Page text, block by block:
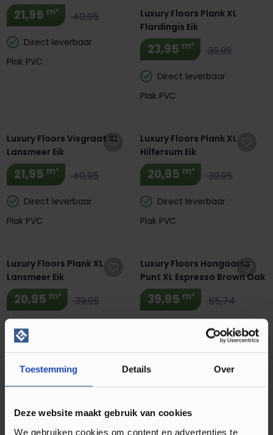
Toestemming Details Over
Deze website maakt gebruik van cookies
We gebruiken cookies om content en advertenties te
21,95 m² 40,95
Direct leverbaar
Plak PVC
Luxury Floors Plank XL
Flardingis Eik
23,95 m² 39,99
Direct leverbaar
Plak PVC
Luxury Floors Visgraat XL
Lansmeer Eik
21,95 m² 40,95
Direct leverbaar
Plak PVC
Luxury Floors Plank XL
Hilfersum Eik
20,95 m² 39,95
Direct leverbaar
Plak PVC
Luxury Floors Plank XL
Lansmeer Eik
20,95 m² 39,95
Direct leverbaar
Plak PVC
Luxury Floors Hongaarse
Punt XL Espresso Brown Oak
39,95 m² 55,74
Direct leverbaar
Luxury Floors Tegel XL
38,95 52,56